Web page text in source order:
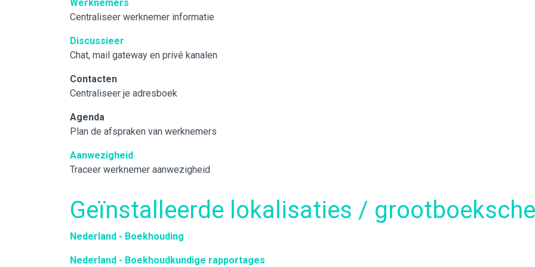
Werknemers
Centraliseer werknemer informatie
Discussieer
Chat, mail gateway en privé kanalen
Contacten
Centraliseer je adresboek
Agenda
Plan de afspraken van werknemers
Aanwezigheid
Traceer werknemer aanwezigheid
Geïnstalleerde lokalisaties /
Nederland - Boekhouding
Nederland - Boekhoudkundige rapportages